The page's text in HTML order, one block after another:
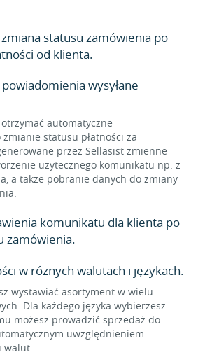
statusu zamówienia po
od klienta.
wysyłane
automatyczne
statusu płatności za
przez Sellasist zmienne
użytecznego komunikatu np. z
a także pobranie danych do zmiany
komunikatu dla klienta po
zamówienia.
w różnych walutach i językach.
wystawiać asortyment w wielu
Dla każdego języka wybierzesz
możesz prowadzić sprzedaż do
uwzględnieniem
walut.